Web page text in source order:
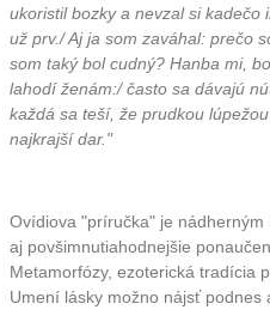
ukoristil bozky a nevzal si
už prv./ Aj ja som zaváhal: prečo
som taký bol cudný? Hanba mi,
lahodí ženám:/ často sa dávajú
každá sa teší, že prudkou
najkrajší dar."
Ovídiova "príručka" je
aj povšimnutiahodnejšie
Metamorfózy, ezoterická tradícia
Umení lásky možno nájsť podnes